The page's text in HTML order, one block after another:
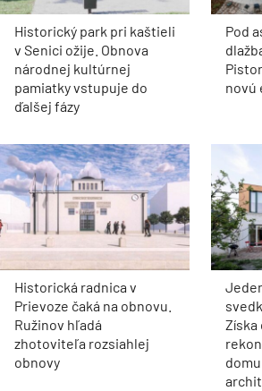
Historický park pri kaštieli
v Senici ožije. Obnova
národnej kultúrnej
pamiatky vstupuje do
ďalšej fázy
Pod
novú
Historická radnica v
Prievoze čaká na obnovu.
Ružinov hľadá
zhotoviteľa rozsiahlej
obnovy
Získa